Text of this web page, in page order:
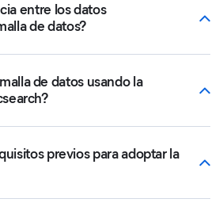
entre los datos
de datos?
de datos usando la
previos para adoptar la